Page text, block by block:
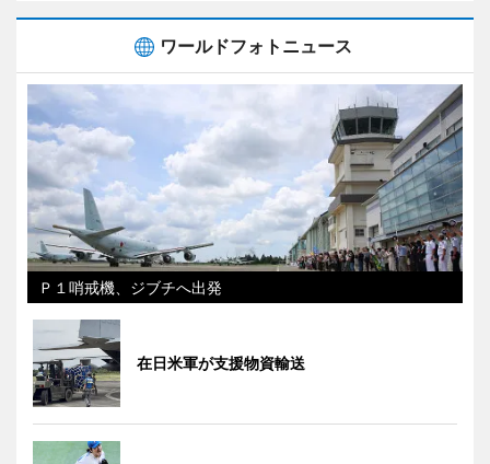
ワールドフォトニュース
Ｐ１哨戒機、ジブチへ出発
在日米軍が支援物資輸送